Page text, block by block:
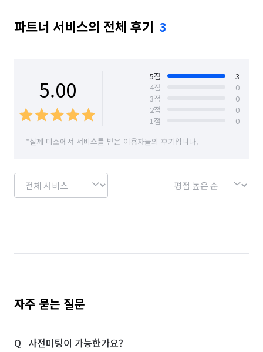
서울 성북구 서울 송파구 서울 은평구
파트너 서비스의 전체 후기 3
5.00 5점
3
4점
0
3점
0
2점
0
1점
0
*실제 미소에서 서비스를 받은 이용자들의 후기입니다.
자주 묻는 질문
사전미팅이 가능한가요?